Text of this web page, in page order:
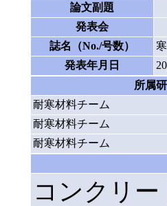
論文副題
発表会
誌名（No./号数）
発表年月日
所属
耐寒材料チーム
耐寒材料チーム
耐寒材料チーム
コンクリ